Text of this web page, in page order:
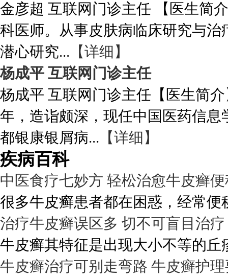
金彦超 互联网门诊主任 【医生简
科医师。从事皮肤病临床研究与
潜心研究... 【详细】
杨成平 互联网门诊主任
杨成平 互联网门诊主任【医生简
年，造诣颇深，现任中国医药信
都银康银屑病... 【详细】
疾病百科
中医食疗七妙方 轻松治愈牛皮癣
很多牛皮癣患者都在困惑，经常便
治疗牛皮癣误区多 切不可盲目治疗
牛皮癣其特征是出现大小不等的丘
牛皮癣治疗可别走弯路 牛皮癣护